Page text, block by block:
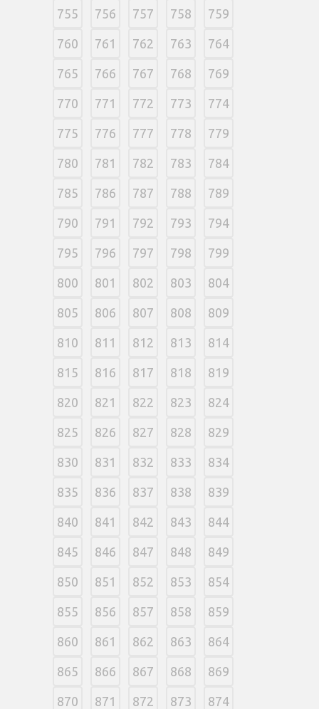
755 756 757 758 759
760 761 762 763 764
765 766 767 768 769
770 771 772 773 774
775 776 777 778 779
780 781 782 783 784
785 786 787 788 789
790 791 792 793 794
795 796 797 798 799
800 801 802 803 804
805 806 807 808 809
810 811 812 813 814
815 816 817 818 819
820 821 822 823 824
825 826 827 828 829
830 831 832 833 834
835 836 837 838 839
840 841 842 843 844
845 846 847 848 849
850 851 852 853 854
855 856 857 858 859
860 861 862 863 864
865 866 867 868 869
870 871 872 873 874